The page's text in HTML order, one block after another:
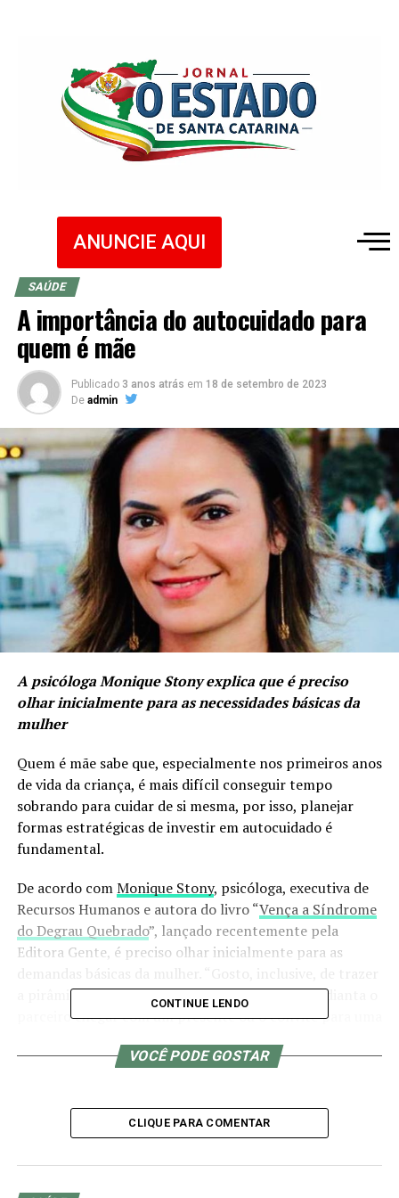
ANUNCIE AQUI
SAÚDE
A importância do autocuidado para
quem é mãe
Publicado 3 anos atrás em 18 de setembro de 2023
De admin
A psicóloga Monique Stony explica que é preciso
olhar inicialmente para as necessidades básicas da
mulher
Quem é mãe sabe que, especialmente nos primeiros anos
de vida da criança, é mais difícil conseguir tempo
sobrando para cuidar de si mesma, por isso, planejar
formas estratégicas de investir em autocuidado é
fundamental.
De acordo comMonique Stony, psicóloga, executiva de
Recursos Humanos e autora do livro “Vença a Síndrome
do Degrau Quebrado”, lançado recentemente pela
Editora Gente, é preciso olhar inicialmente para as
a pirâmide de Maslow para discussão, pois não adianta o
parceiro chegar com um presente ou o convite para uma
Então temos que partir sempre dessa necessidade básica
Entre as questões relacionadas a necessidades básicas
estão a privação de sono, alimentação inadequada e a
falta de uma rede de apoio. “A primeira questão,
CONTINUE LENDO
VOCÊ PODE GOSTAR
CLIQUE PARA COMENTAR